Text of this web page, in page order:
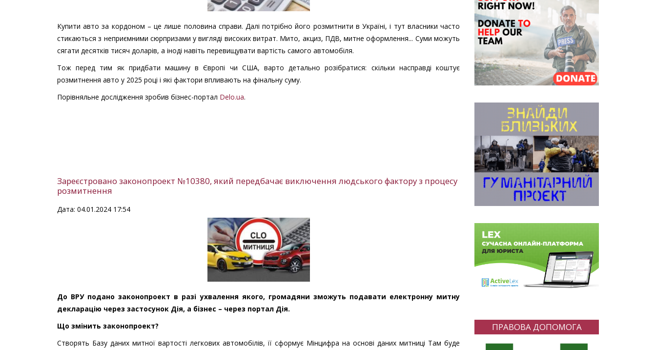
Купити авто за кордоном – це лише половина справи. Далі потрібно його розмитнити в Україні, і тут власники часто
стикаються з неприємними сюрпризами у вигляді високих витрат. Мито, акциз, ПДВ, митне оформлення... Суми можуть
сягати десятків тисяч доларів, а іноді навіть перевищувати вартість самого автомобіля.
Тож перед тим як придбати машину в Європі чи США, варто детально розібратися: скільки насправді коштує
розмитнення авто у 2025 році і які фактори впливають на фінальну суму.
Порівняльне дослідження зробив бізнес-портал Delo.ua.
Зареєстровано законопроект №10380, який передбачає виключення людського фактору з процесу
розмитнення
Дата: 04.01.2024 17:54
До ВРУ подано законопроект в разі ухвалення якого, громадяни зможуть подавати електронну митну
декларацію через застосунок Дія, а бізнес – через портал Дія.
Що змінить законопроект?
Створять Базу даних митної вартості легкових автомобілів, її сформує Мінцифра на основі даних митниці Там буде
ПРАВОВА ДОПОМОГА